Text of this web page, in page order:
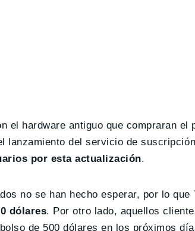
el hardware antiguo que compraran el
lanzamiento del servicio de
por esta actualización.
no se han hecho esperar, por lo que
dólares. Por otro lado, aquellos
de 500 dólares en los próximos